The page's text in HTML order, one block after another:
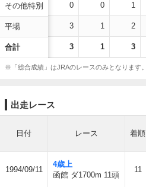
その他特別
平場
合計
0 0 1
3 1 2
3 1 3
※「総合成績」はJRAのレースのみとなります。
出走レース
日付 レース 着順
1994/09/11
4歳上
函館 ダ1700m 11頭
11